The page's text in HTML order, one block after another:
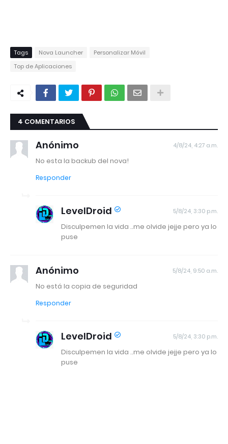
Tags Nova Launcher
Personalizar Móvil
Top de Aplicaciones
4 COMENTARIOS
Anónimo 4/8/24, 4:27 a.m.
No esta la backub del nova!
Responder
LevelDroid 5/8/24, 3:30 p.m.
Disculpemen la vida ..me olvide jejje pero ya lo
puse
Anónimo 5/8/24, 9:50 a.m.
No está la copia de seguridad
Responder
LevelDroid 5/8/24, 3:30 p.m.
Disculpemen la vida ..me olvide jejje pero ya lo
puse